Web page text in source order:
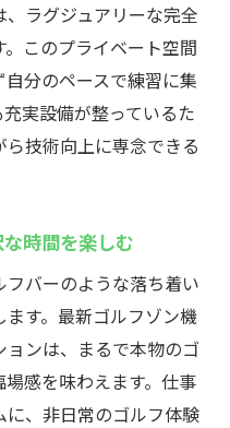
ラグジュアリーな完全
このプライベート空間
分のペースで練習に集
実設備が整っているた
技術向上に専念できる
時間を楽しむ
バーのような落ち着い
す。最新ゴルフゾン機
ンは、まるで本物のゴ
感を味わえます。仕事
、非日常のゴルフ体験